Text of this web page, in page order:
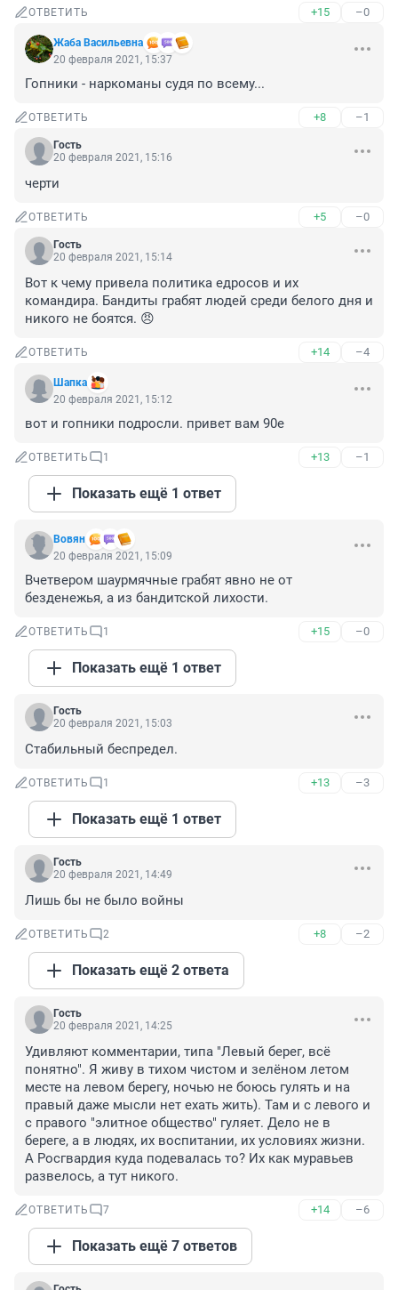
ОТВЕТИТЬ +15 –0
Жаба Васильевна
20 февраля 2021, 15:37
Гопники - наркоманы судя по всему...
ОТВЕТИТЬ +8 –1
Гость
20 февраля 2021, 15:16
черти
ОТВЕТИТЬ +5 –0
Гость
20 февраля 2021, 15:14
Вот к чему привела политика едросов и их
командира. Бандиты грабят людей среди белого дня и
никого не боятся. 😠
ОТВЕТИТЬ +14 –4
Шапка
20 февраля 2021, 15:12
вот и гопники подросли. привет вам 90е
ОТВЕТИТЬ 1 +13 –1
Показать ещё 1 ответ
Вовян
20 февраля 2021, 15:09
Вчетвером шаурмячные грабят явно не от
безденежья, а из бандитской лихости.
ОТВЕТИТЬ 1 +15 –0
Показать ещё 1 ответ
Гость
20 февраля 2021, 15:03
Стабильный беспредел.
ОТВЕТИТЬ 1 +13 –3
Показать ещё 1 ответ
Гость
20 февраля 2021, 14:49
Лишь бы не было войны
ОТВЕТИТЬ 2 +8 –2
Показать ещё 2 ответа
Гость
20 февраля 2021, 14:25
Удивляют комментарии, типа "Левый берег, всё
понятно". Я живу в тихом чистом и зелёном летом
месте на левом берегу, ночью не боюсь гулять и на
правый даже мысли нет ехать жить). Там и с левого и
с правого "элитное общество" гуляет. Дело не в
береге, а в людях, их воспитании, их условиях жизни.
А Росгвардия куда подевалась то? Их как муравьев
развелось, а тут никого.
ОТВЕТИТЬ 7 +14 –6
Показать ещё 7 ответов